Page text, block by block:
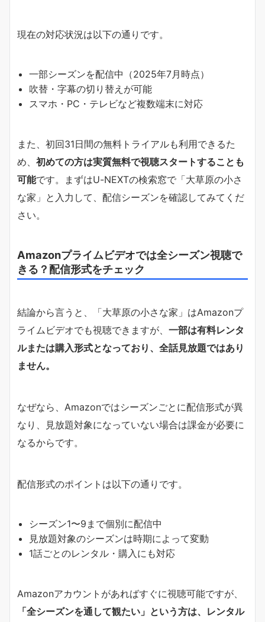
現在の対応状況は以下の通りです。
一部シーズンを配信中（2025年7月時点）
吹替・字幕の切り替えが可能
スマホ・PC・テレビなど複数端末に対応
また、初回31日間の無料トライアルも利用できるた
め、 初めての方は実質無料で視聴スタートすることも
可能です。まずはU-NEXTの検索窓で「大草原の小さ
な家」と入力して、配信シーズンを確認してみてくだ
さい。
Amazonプライムビデオでは全シーズン視聴で
きる？配信形式をチェック
結論から言うと、「大草原の小さな家」はAmazonプ
ライムビデオでも視聴できますが、 一部は有料レンタ
ルまたは購入形式となっており、全話見放題ではあり
ません。
なぜなら、Amazonではシーズンごとに配信形式が異
なり、見放題対象になっていない場合は課金が必要に
なるからです。
配信形式のポイントは以下の通りです。
シーズン1〜9まで個別に配信中
見放題対象のシーズンは時期によって変動
1話ごとのレンタル・購入にも対応
Amazonアカウントがあればすぐに視聴可能ですが、
「全シーズンを通して観たい」という方は、レンタル